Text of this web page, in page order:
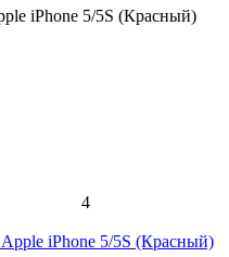
iPhone 5/5S (Красный)
4